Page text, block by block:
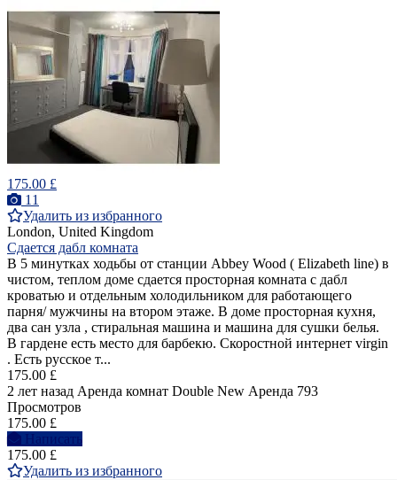
175.00 £
11
Удалить из избранного
London, United Kingdom
Сдается дабл комната
В 5 минутках ходьбы от станции Abbey Wood ( Elizabeth line) в
чистом, теплом доме сдается просторная комната с дабл
кроватью и отдельным холодильником для работающего
парня/ мужчины на втором этаже. В доме просторная кухня,
два сан узла , стиральная машина и машина для сушки белья.
В гардене есть место для барбекю. Скоростной интернет virgin
. Есть русское т...
175.00 £
2 лет назад Аренда комнат Double New Аренда 793
Просмотров
175.00 £
Написать
175.00 £
Удалить из избранного